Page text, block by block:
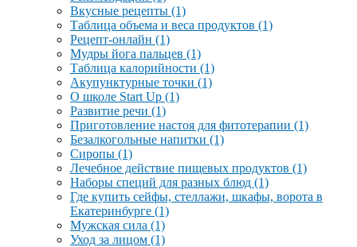
Вкусные рецепты (1)
Таблица объема и веса продуктов (1)
Рецепт-онлайн (1)
Мудры йога пальцев (1)
Таблица калорийности (1)
Акупунктурные точки (1)
О школе Start Up (1)
Развитие речи (1)
Приготовление настоя для фитотерапии (1)
Безалкогольные напитки (1)
Сиропы (1)
Лечебное действие пищевых продуктов (1)
Наборы специй для разных блюд (1)
Где купить сейфы, стеллажи, шкафы, ворота в
Екатеринбурге (1)
Мужская сила (1)
Уход за лицом (1)